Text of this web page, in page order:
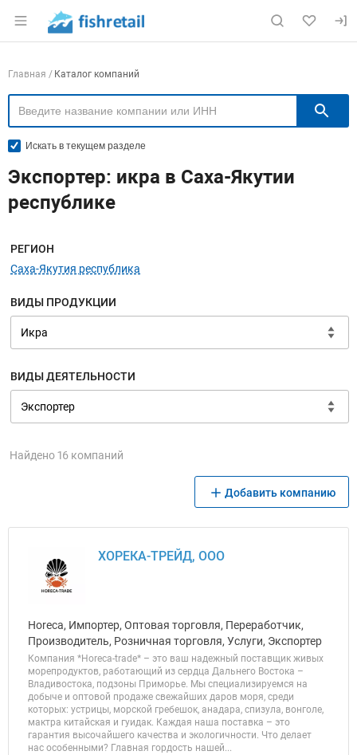
Раздел навигации по сайту fishretail.ru
Навигация по компаниям
Главная Каталог компаний
Искать в текущем разделе
Экспортер: икра в Саха-Якутии
республике
Меню навигации
РЕГИОН
Саха-Якутия республика
ВИДЫ ПРОДУКЦИИ
ВИДЫ ДЕЯТЕЛЬНОСТИ
Найдено 16 компаний
Добавить компанию
ХОРЕКА-ТРЕЙД, ООО
Horeca, Импортер, Оптовая торговля, Переработчик,
Производитель, Розничная торговля, Услуги, Экспортер
Компания *Horeca-trade* – это ваш надежный поставщик живых
морепродуктов, работающий из сердца Дальнего Востока –
Владивостока, подзоны Приморье. Мы специализируемся на
добыче и оптовой продаже свежайших даров моря, среди
которых: устрицы, морской гребешок, анадара, спизула, вонголе,
мактра китайская и гуидак. Каждая наша поставка – это
гарантия высочайшего качества и экологичности. Что делает
нас особенными? Главная гордость нашей...